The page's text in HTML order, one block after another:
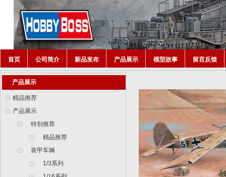
首页 公司简介 新品发布 产品展示 模型故事 留言反馈
产品展示
精品推荐
产品展示
特别推荐
精品推荐
装甲车辆
1/3系列